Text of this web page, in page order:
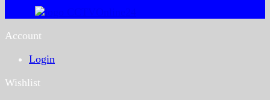
Account
Login
Wishlist